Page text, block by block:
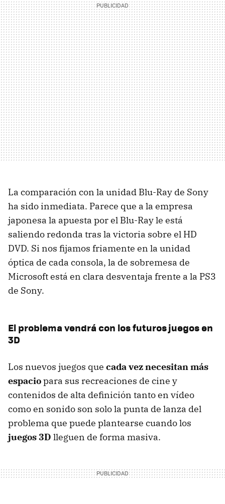
La comparación con la unidad Blu-Ray de Sony
ha sido inmediata. Parece que a la empresa
japonesa la apuesta por el Blu-Ray le está
saliendo redonda tras la victoria sobre el HD
DVD. Si nos fijamos friamente en la unidad
óptica de cada consola, la de sobremesa de
Microsoft está en clara desventaja frente a la PS3
de Sony.
El problema vendrá con los futuros juegos en
3D
Los nuevos juegos que cada vez necesitan más
espaciopara sus recreaciones de cine y
contenidos de alta definición tanto en vídeo
como en sonido son solo la punta de lanza del
problema que puede plantearse cuando los
juegos 3D lleguen de forma masiva.